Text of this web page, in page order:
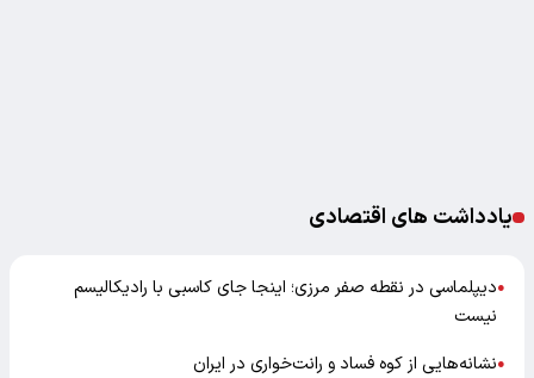
یادداشت های اقتصادی
●دیپلماسی در نقطه صفر مرزی؛ اینجا جای کاسبی با رادیکالیسم
نیست
●نشانه‌هایی از کوه فساد و رانت‌خواری در ایران